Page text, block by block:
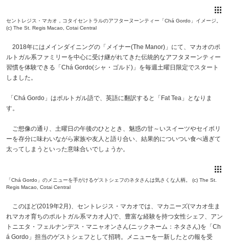
セントレジス・マカオ，コタイセントラルのアフターヌーンティー「Chá Gordo」イメージ。
(c) The St. Regis Macao, Cotai Central
2018年にはメインダイニングの「メイナー(The Manor)」にて、マカオのポ
ルトガル系ファミリーを中心に受け継がれてきた伝統的なアフタヌーンティー
習慣を体験できる「Chá Gordo(シャ・ゴルド)」を毎週土曜日限定でスタート
しました。
「Chá Gordo」はポルトガル語で、英語に翻訳すると「Fat Tea」となりま
す。
ご想像の通り、土曜日の午後のひととき、魅惑の甘～いスイーツやセイボリ
ーを存分に味わいながら家族や友人と語り合い、結果的についつい食べ過ぎて
太ってしまうといった意味合いでしょうか。
「Chá Gordo」のメニューを手がけるゲストシェフのネタさんは気さくな人柄。 (c) The St.
Regis Macao, Cotai Central
このほど(2019年2月)、セントレジス・マカオでは、マカニーズ(マカオ生ま
れマカオ育ちのポルトガル系マカオ人)で、豊富な経験を持つ女性シェフ、アン
トニエタ・フェルナンデス・マニャオンさん(ニックネーム：ネタさん)を「Ch
á Gordo」担当のゲストシェフとして招聘。メニューを一新したとの報を受